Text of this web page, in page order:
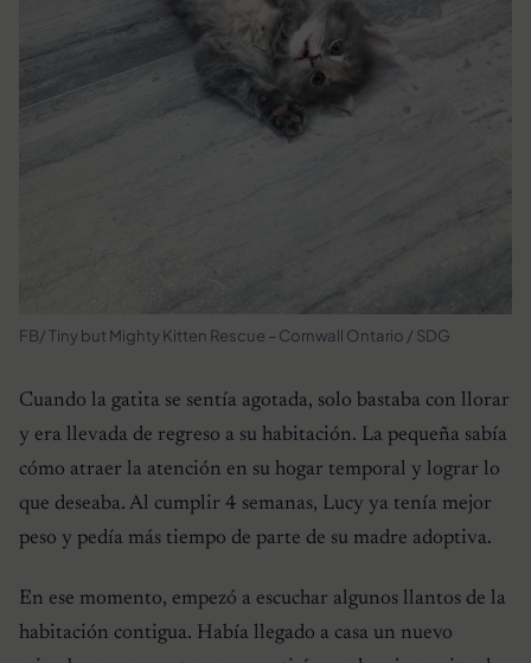
FB/ Tiny but Mighty Kitten Rescue – Cornwall Ontario / SDG
Cuando la gatita se sentía agotada, solo bastaba con llorar
y era llevada de regreso a su habitación. La pequeña sabía
cómo atraer la atención en su hogar temporal y lograr lo
que deseaba. Al cumplir 4 semanas, Lucy ya tenía mejor
peso y pedía más tiempo de parte de su madre adoptiva.
En ese momento, empezó a escuchar algunos llantos de la
habitación contigua. Había llegado a casa un nuevo